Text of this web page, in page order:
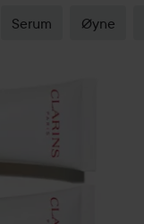
Serum Øyne